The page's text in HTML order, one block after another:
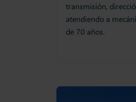
transmisión,
atendiendo a
de 70 años.